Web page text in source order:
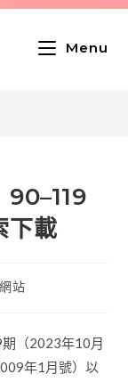
Menu
90–119
下載
站
（2023年10月
年1月號）以